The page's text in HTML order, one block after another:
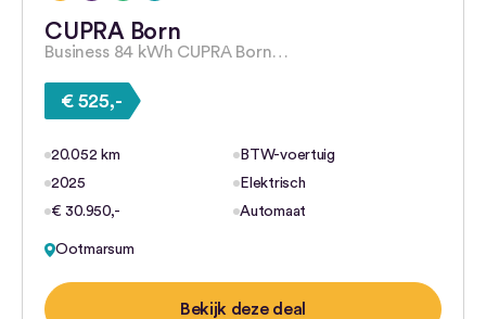
CUPRA Born
Business 84 kWh CUPRA Born…
€ 525,-
20.052 km
BTW-voertuig
2025
Elektrisch
€ 30.950,-
Automaat
Ootmarsum
Bekijk deze deal